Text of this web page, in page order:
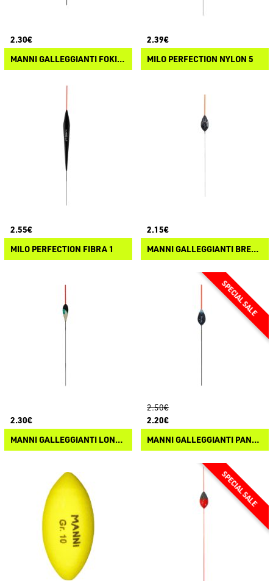
2.30€
MANNI GALLEGGIANTI FOKINO
2.39€
MILO PERFECTION NYLON 5
2.55€
MILO PERFECTION FIBRA 1
2.15€
MANNI GALLEGGIANTI BRESCIA
2.30€
MANNI GALLEGGIANTI LONGIANO
2.50€
2.20€
MANNI GALLEGGIANTI PANARO